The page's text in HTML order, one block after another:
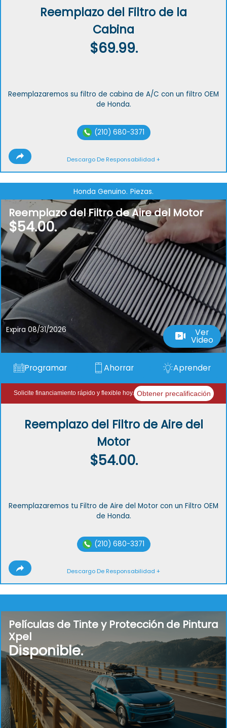
Reemplazo del Filtro de la
Cabina
$69.99.
Reemplazaremos su filtro de cabina de A/C con un filtro OEM
de Honda.
(210) 680-3371
Descargo De Responsabilidad +
Honda Genuino. Piezas.
Reemplazo del Filtro de Aire del Motor
$54.00.
Expira 08/31/2026 Ver
Video
Programar Ahorrar Aprender
Solicite financiamiento rápido y flexible hoy. Obtener precalificación
Reemplazo del Filtro de Aire del
Motor
$54.00.
Reemplazaremos tu Filtro de Aire del Motor con un Filtro OEM
de Honda.
(210) 680-3371
Descargo De Responsabilidad +
Películas de Tinte y Protección de Pintura
Xpel
Disponible.